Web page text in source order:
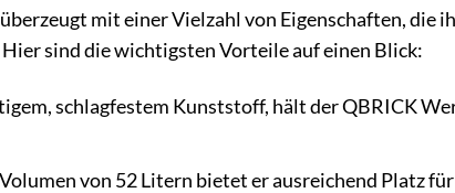
mit einer Vielzahl von Eigenschaften, die
sind die wichtigsten Vorteile auf einen Blick:
schlagfestem Kunststoff, hält der QBRICK
von 52 Litern bietet er ausreichend Platz